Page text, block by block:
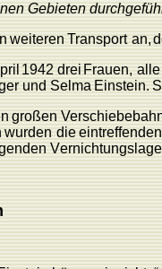
Gebieten
weiterenTransport an,
1942dreiFrauen, alle
und Selma Einstein.
großen V
wurden dieeintreffenden
V